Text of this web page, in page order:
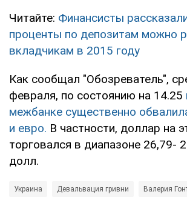
Читайте: Финансисты
проценты по депозитам можно
вкладчикам в 2015 году
Как сообщал "Обозреватель",
февраля, по состоянию на 14.25
межбанке существенно
и евро. В частности, доллар на
торговался в диапазоне 26,79-
долл.
Украина Девальвация гривни Валерия